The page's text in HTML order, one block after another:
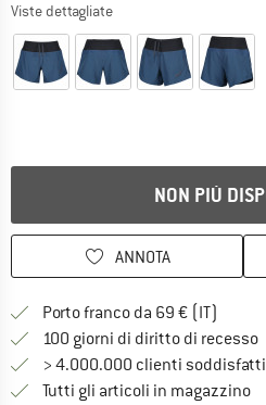
Viste dettagliate
NON PIÙ
ANNOTA
Porto franco da 69 € (IT)
100 giorni di diritto di recesso
> 4.000.000 clienti soddisfatti
Tutti gli articoli in magazzino